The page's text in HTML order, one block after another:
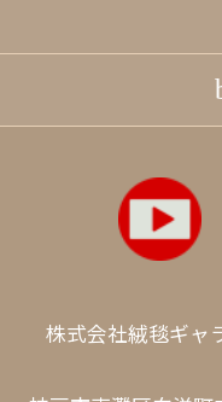
株式会社絨毯ギャ